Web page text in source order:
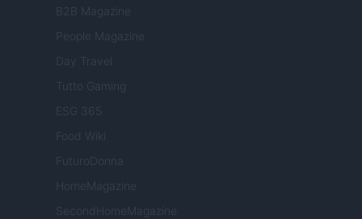
B2B Magazine
People Magazine
Day Travel
Tutto Gaming
ESG 365
Food Wiki
FuturoDonna
HomeMagazine
SecondHomeMagazine